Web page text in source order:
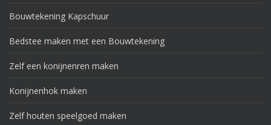
Bouwtekening Kapschuur
Bedstee maken met een Bouwtekening
Zelf een konijnenren maken
Konijnenhok maken
Zelf houten speelgoed maken